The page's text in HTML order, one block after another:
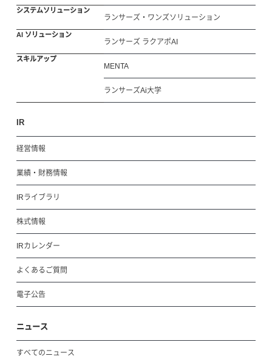
システムソリューション
ランサーズ・ワンズソリューション
AI ソリューション
ランサーズ ラクアポAI
スキルアップ
MENTA
ランサーズAi大学
IR
経営情報
業績・財務情報
IRライブラリ
株式情報
IRカレンダー
よくあるご質問
電子公告
ニュース
すべてのニュース